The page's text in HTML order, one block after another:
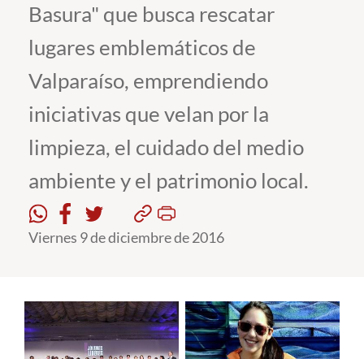
Funcionarios
Alumni
English
Basura" que busca rescatar
lugares emblemáticos de
Valparaíso, emprendiendo
iniciativas que velan por la
limpieza, el cuidado del medio
ambiente y el patrimonio local.
Viernes 9 de diciembre de 2016